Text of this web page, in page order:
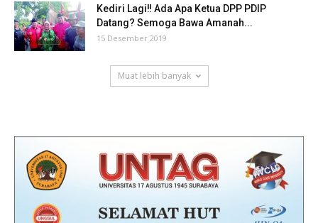
Kediri Lagi‼ Ada Apa Ketua DPP PDIP
Datang? Semoga Bawa Amanah...
15 Desember 2019
Muat lebih banyak